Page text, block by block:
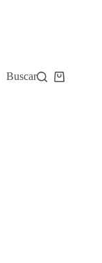
Buscar
Carro